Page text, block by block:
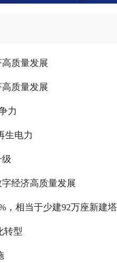
质量发展
质量发展
力
生电力
经济高质量发展
，相当于少建92万座新建塔
转型